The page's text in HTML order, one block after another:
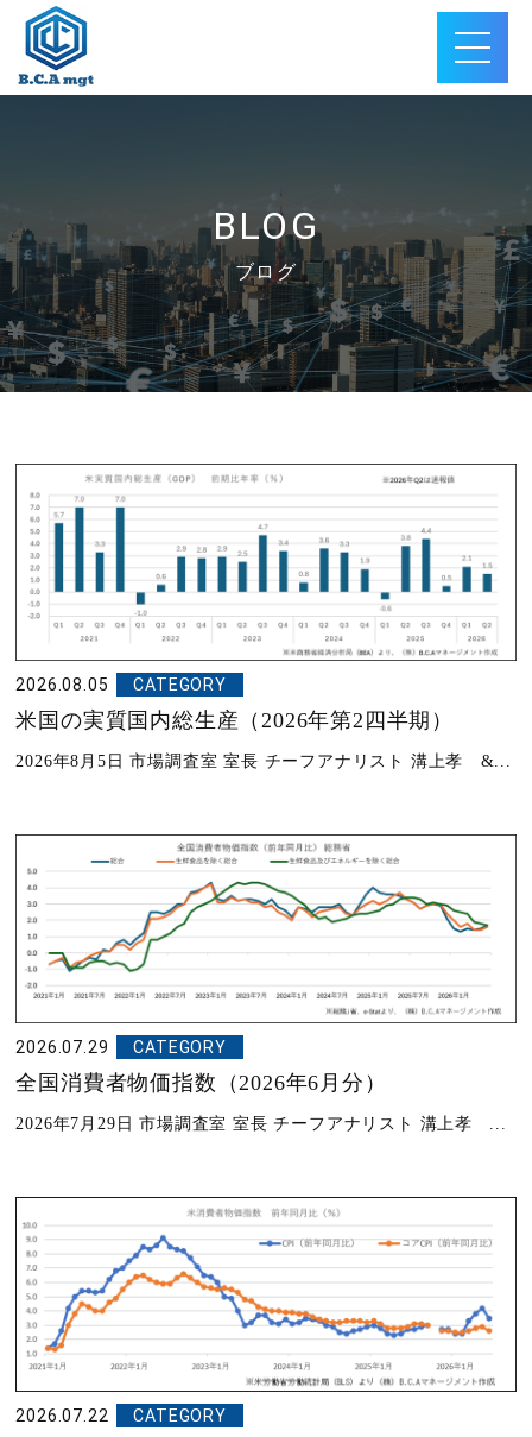
BLOG
ブログ
2026.08.05 CATEGORY
米国の実質国内総生産（2026年第2四半期）
2026年8月5日 市場調査室 室長 チーフアナリスト 溝上孝 &...
2026.07.29 CATEGORY
全国消費者物価指数（2026年6月分）
2026年7月29日 市場調査室 室長 チーフアナリスト 溝上孝 ...
2026.07.22 CATEGORY